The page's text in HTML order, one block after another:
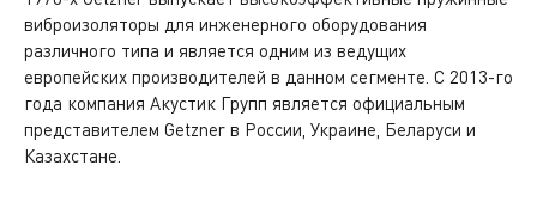
виброизоляторы для инженерного оборудования
различного типа и является одним из ведущих
европейских производителей в данном сегменте. С 2013-го
года компания Акустик Групп является официальным
представителем Getzner в России, Украине, Беларуси и
Казахстане.